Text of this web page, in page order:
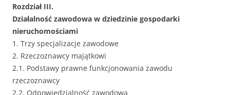
Rozdział III.
Działalność zawodowa w dziedzinie gospodarki
nieruchomościami
1. Trzy specjalizacje zawodowe
2. Rzeczoznawcy majątkowi
2.1. Podstawy prawne funkcjonowania zawodu
rzeczoznawcy
2.2. Odpowiedzialność zawodowa